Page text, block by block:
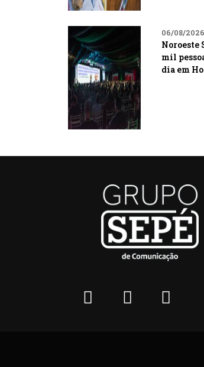
06/08/
Noroeste
mil
dia em